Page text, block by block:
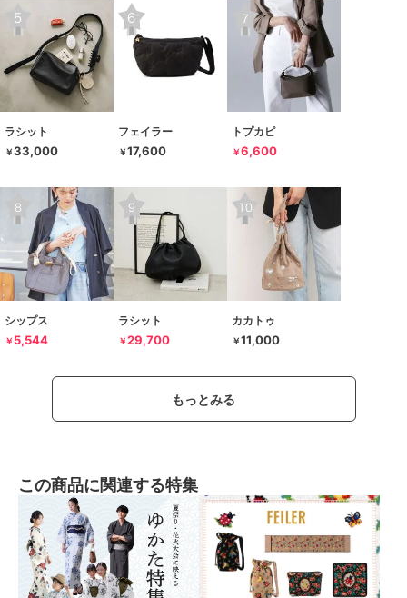
ラシット
￥33,000
フェイラー
￥17,600
トプカピ
￥6,600
シップス
￥ 5,544
ラシット
￥29,700
カカトゥ
￥11,000
もっとみる
この商品に関連する特集